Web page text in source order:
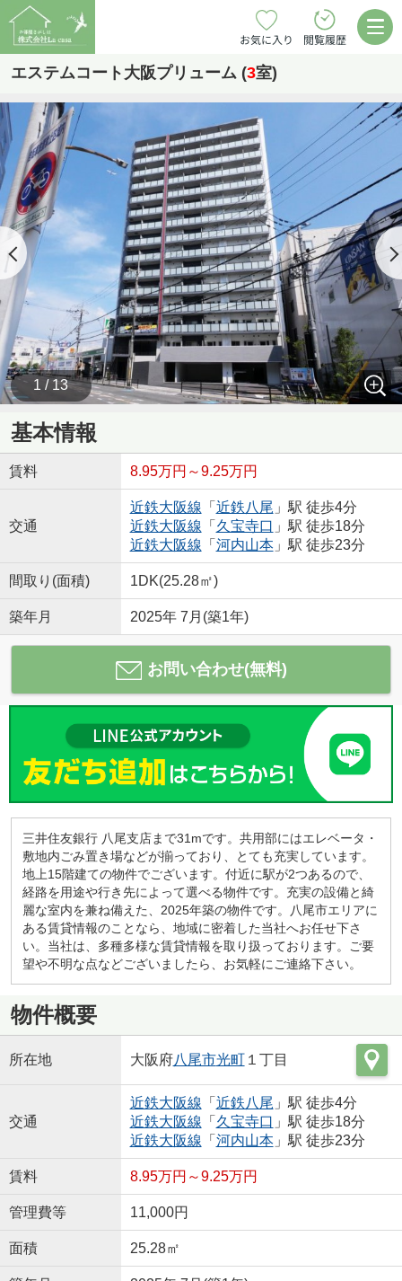
お気に入り 閲覧履歴
エステムコート大阪プリューム (3室)
1 / 13
基本情報
賃料 8.95万円～9.25万円
交通
近鉄大阪線 「 近鉄八尾 」駅 徒歩4分
近鉄大阪線 「 久宝寺口 」駅 徒歩18分
近鉄大阪線 「 河内山本」駅 徒歩23分
間取り(面積) 1DK(25.28㎡)
築年月 2025年 7月(築1年)
お問い合わせ(無料)
三井住友銀行 八尾支店まで31mです。共用部にはエレベータ・
敷地内ごみ置き場などが揃っており、とても充実しています。
地上15階建ての物件でございます。付近に駅が2つあるので、
経路を用途や行き先によって選べる物件です。充実の設備と綺
麗な室内を兼ね備えた、2025年築の物件です。八尾市エリアに
ある賃貸情報のことなら、地域に密着した当社へお任せ下さ
い。当社は、多種多様な賃貸情報を取り扱っております。ご要
望や不明な点などございましたら、お気軽にご連絡下さい。
物件概要
所在地 大阪府八尾市光町１丁目
交通
近鉄大阪線 「 近鉄八尾 」駅 徒歩4分
近鉄大阪線 「 久宝寺口 」駅 徒歩18分
近鉄大阪線 「 河内山本」駅 徒歩23分
賃料 8.95万円～9.25万円
管理費等 11,000円
面積 25.28㎡